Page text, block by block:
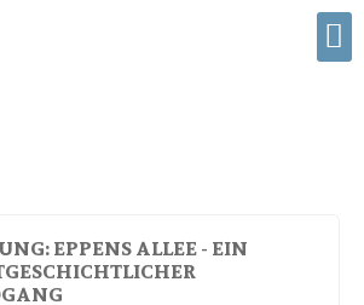
EPPENS ALLEE - EIN